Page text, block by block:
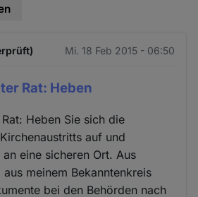
Mi. 18 Feb 2015 - 06:50
Rat: Heben
Heben Sie sich die
auf und
eine sicheren Ort. Aus
meinem Bekanntenkreis
bei den Behörden nach